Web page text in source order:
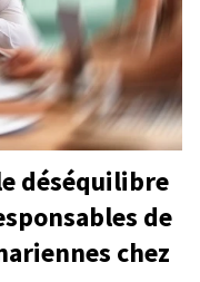
déséquilibre
de
chez